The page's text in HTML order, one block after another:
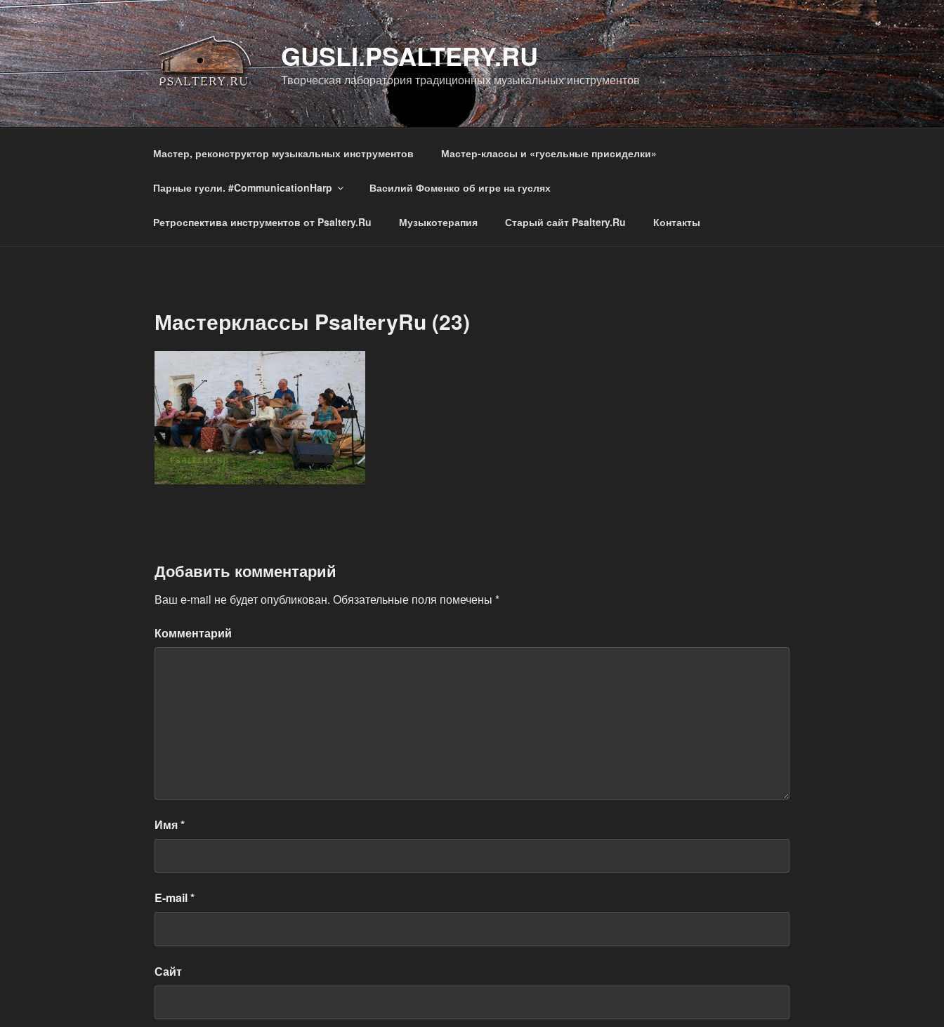
Перейти
к
содержимому
GUSLI.PSALTERY.RU
Творческая лаборатория традиционных музыкальных инструментов
Мастер, реконструктор музыкальных инструментов Мастер-классы и «гусельные присиделки»
Парные гусли. #CommunicationHarp Василий Фоменко об игре на гуслях
Ретроспектива инструментов от Psaltery.Ru Музыкотерапия Старый сайт Psaltery.Ru Контакты
Мастерклассы PsalteryRu (23)
Добавить комментарий
Ваш e-mail не будет опубликован. Обязательные поля помечены *
Комментарий
Имя*
E-mail*
Сайт